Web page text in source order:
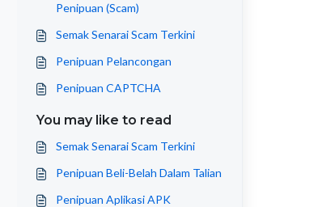
Penipuan (Scam)
Semak Senarai Scam Terkini
Penipuan Pelancongan
Penipuan CAPTCHA
You may like to read
Semak Senarai Scam Terkini
Penipuan Beli-Belah Dalam Talian
Penipuan Aplikasi APK